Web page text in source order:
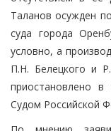
Таланов осужден
суда города
условно, а
П.Н. Белецкого и
приостановлено
Судом Российской